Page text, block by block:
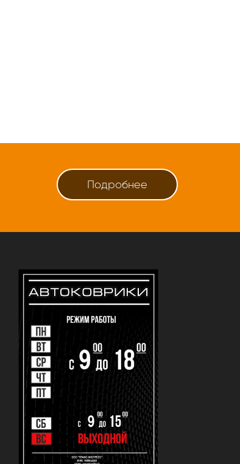
Подробнее